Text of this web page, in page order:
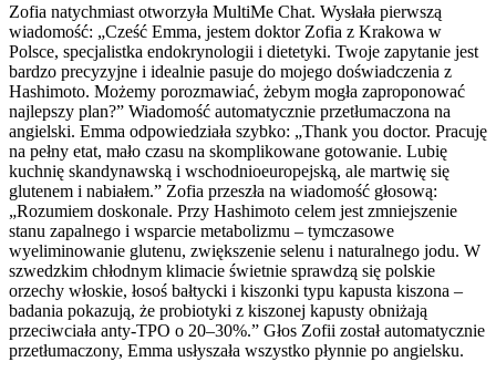
Zofia natychmiast otworzyła MultiMe Chat. Wysłała pierwszą
wiadomość: „Cześć Emma, jestem doktor Zofia z Krakowa w
Polsce, specjalistka endokrynologii i dietetyki. Twoje zapytanie jest
bardzo precyzyjne i idealnie pasuje do mojego doświadczenia z
Hashimoto. Możemy porozmawiać, żebym mogła zaproponować
najlepszy plan?” Wiadomość automatycznie przetłumaczona na
angielski. Emma odpowiedziała szybko: „Thank you doctor. Pracuję
na pełny etat, mało czasu na skomplikowane gotowanie. Lubię
kuchnię skandynawską i wschodnioeuropejską, ale martwię się
glutenem i nabiałem.” Zofia przeszła na wiadomość głosową:
„Rozumiem doskonale. Przy Hashimoto celem jest zmniejszenie
stanu zapalnego i wsparcie metabolizmu – tymczasowe
wyeliminowanie glutenu, zwiększenie selenu i naturalnego jodu. W
szwedzkim chłodnym klimacie świetnie sprawdzą się polskie
orzechy włoskie, łosoś bałtycki i kiszonki typu kapusta kiszona –
badania pokazują, że probiotyki z kiszonej kapusty obniżają
przeciwciała anty-TPO o 20–30%.” Głos Zofii został automatycznie
przetłumaczony, Emma usłyszała wszystko płynnie po angielsku.